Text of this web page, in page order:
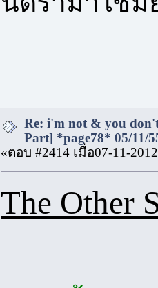
Re: i'm not & you
Part] *page78* 05/11/
«ตอบ #2414 เมื่อ07-11-
The Other